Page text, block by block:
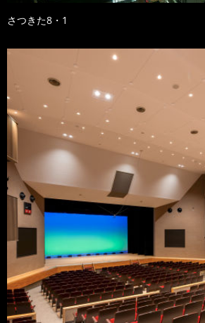
さつきた8・1